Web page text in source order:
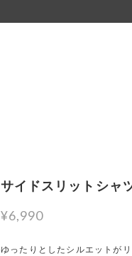
サイドスリットシ
¥6,990
ゆったりとしたシルエットが